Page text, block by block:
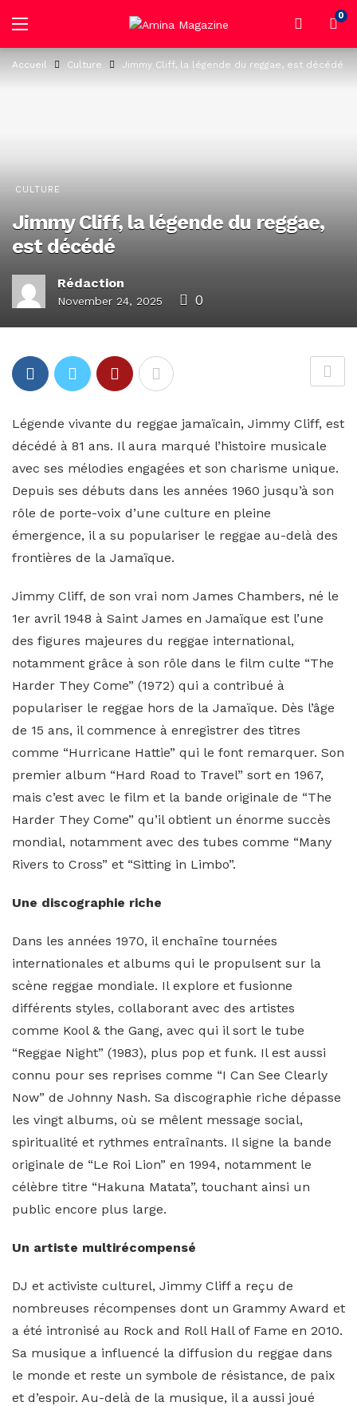
0
Accueil Culture Jimmy Cliff, la légende du reggae, est décédé
CULTURE
Jimmy Cliff, la légende du reggae,
est décédé
Rédaction
November 24, 2025 0
Légende vivante du reggae jamaïcain, Jimmy Cliff, est
décédé à 81 ans. Il aura marqué l’histoire musicale
avec ses mélodies engagées et son charisme unique.
Depuis ses débuts dans les années 1960 jusqu’à son
rôle de porte-voix d’une culture en pleine
émergence, il a su populariser le reggae au-delà des
frontières de la Jamaïque.
Jimmy Cliff, de son vrai nom James Chambers, né le
1er avril 1948 à Saint James en Jamaïque est l’une
des figures majeures du reggae international,
notamment grâce à son rôle dans le film culte “The
Harder They Come” (1972) qui a contribué à
populariser le reggae hors de la Jamaïque. Dès l’âge
de 15 ans, il commence à enregistrer des titres
comme “Hurricane Hattie” qui le font remarquer. Son
premier album “Hard Road to Travel” sort en 1967,
mais c’est avec le film et la bande originale de “The
Harder They Come” qu’il obtient un énorme succès
mondial, notamment avec des tubes comme “Many
Rivers to Cross” et “Sitting in Limbo”.
Une discographie riche
Dans les années 1970, il enchaîne tournées
internationales et albums qui le propulsent sur la
scène reggae mondiale. Il explore et fusionne
différents styles, collaborant avec des artistes
comme Kool & the Gang, avec qui il sort le tube
“Reggae Night” (1983), plus pop et funk. Il est aussi
connu pour ses reprises comme “I Can See Clearly
Now” de Johnny Nash. Sa discographie riche dépasse
les vingt albums, où se mêlent message social,
spiritualité et rythmes entraînants. Il signe la bande
originale de “Le Roi Lion” en 1994, notamment le
célèbre titre “Hakuna Matata”, touchant ainsi un
public encore plus large.
Un artiste multirécompensé
DJ et activiste culturel, Jimmy Cliff a reçu de
nombreuses récompenses dont un Grammy Award et
a été intronisé au Rock and Roll Hall of Fame en 2010.
Sa musique a influencé la diffusion du reggae dans
le monde et reste un symbole de résistance, de paix
et d’espoir. Au-delà de la musique, il a aussi joué